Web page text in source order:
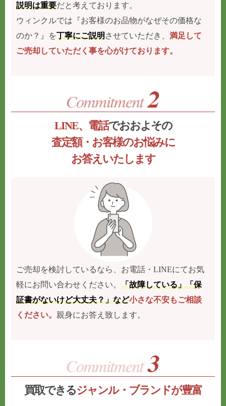
説明は重要だと考えております。
ウィンクルでは『お客様のお品物がなぜその価格な
のか？』を丁寧にご説明させていただき、満足して
ご売却していただく事を心がけております。
LINE、電話でおおよその
査定額・お客様のお悩みに
お答えいたします
ご売却を検討しているなら、お電話・LINEにてお気
軽にお問い合わせください。「故障している」「保
証書がないけど大丈夫？」など小さな不安もご相談
ください。 親身にお答え致します。
買取できるジャンル・ブランドが豊富